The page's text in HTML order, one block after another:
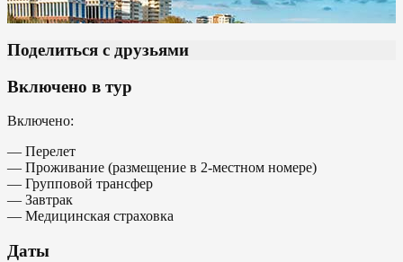
Поделиться с друзьями
Включено в тур
Включено:
— Перелет
— Проживание (размещение в 2-местном номере)
— Групповой трансфер
— Завтрак
— Медицинская страховка
Даты